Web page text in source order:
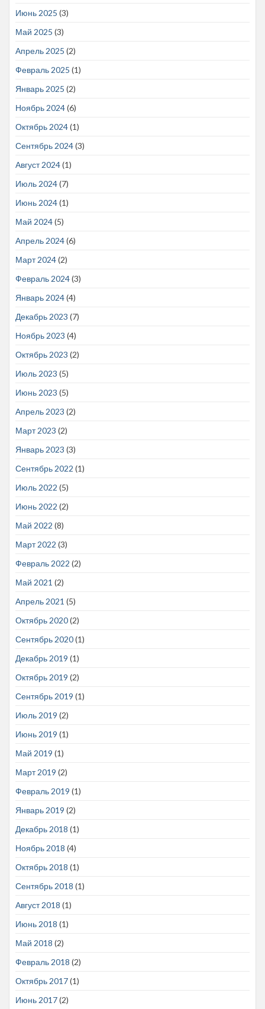
Июнь 2025 (3)
Май 2025 (3)
Апрель 2025 (2)
Февраль 2025 (1)
Январь 2025 (2)
Ноябрь 2024(6)
Октябрь 2024(1)
Сентябрь 2024(3)
Август 2024(1)
Июль 2024(7)
Июнь 2024(1)
Май 2024(5)
Апрель 2024(6)
Март 2024(2)
Февраль 2024(3)
Январь 2024(4)
Декабрь 2023 (7)
Ноябрь 2023 (4)
Октябрь 2023 (2)
Июль 2023 (5)
Июнь 2023 (5)
Апрель 2023 (2)
Март 2023 (2)
Январь 2023 (3)
Сентябрь 2022 (1)
Июль 2022 (5)
Июнь 2022 (2)
Май 2022 (8)
Март 2022 (3)
Февраль 2022 (2)
Май 2021 (2)
Апрель 2021 (5)
Октябрь 2020(2)
Сентябрь 2020(1)
Декабрь 2019 (1)
Октябрь 2019 (2)
Сентябрь 2019 (1)
Июль 2019 (2)
Июнь 2019 (1)
Май 2019 (1)
Март 2019 (2)
Февраль 2019 (1)
Январь 2019 (2)
Декабрь 2018 (1)
Ноябрь 2018 (4)
Октябрь 2018 (1)
Сентябрь 2018 (1)
Август 2018 (1)
Июнь 2018 (1)
Май 2018 (2)
Февраль 2018 (2)
Октябрь 2017(1)
Июнь 2017(2)